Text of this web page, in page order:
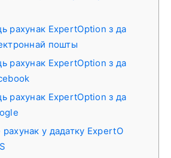
рахунак ExpertOption з да
пошты
рахунак ExpertOption з да
рахунак ExpertOption з да
у дадатку ExpertO